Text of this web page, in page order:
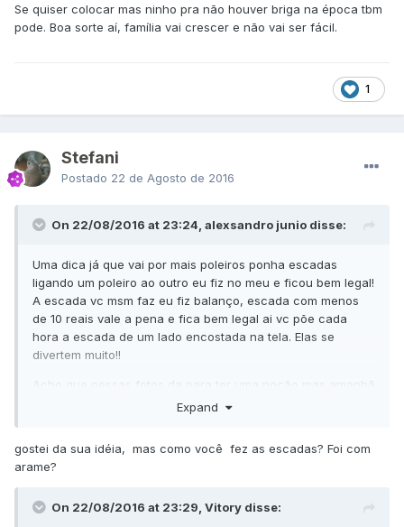
Se quiser colocar mas ninho pra não houver briga na época tbm
pode. Boa sorte aí, família vai crescer e não vai ser fácil.
1
Stefani
Postado 22 de Agosto de 2016
On 22/08/2016 at 23:24, alexsandro junio disse:
Uma dica já que vai por mais poleiros ponha escadas
ligando um poleiro ao outro eu fiz no meu e ficou bem legal!
A escada vc msm faz eu fiz balanço, escada com menos
de 10 reais vale a pena e fica bem legal ai vc põe cada
hora a escada de um lado encostada na tela. Elas se
divertem muito!!
Acho que nessas fotos da para ter uma noção mas amanhã
Expand
gostei da sua idéia, mas como você fez as escadas? Foi com
arame?
On 22/08/2016 at 23:29, Vitory disse: